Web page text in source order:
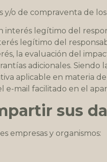
y/o de compraventa de
interés legítimo del
legítimo del
la evaluación del
adicionales.
aplicable en materia
e-mail facilitado en el
sus
empresas y organismos: